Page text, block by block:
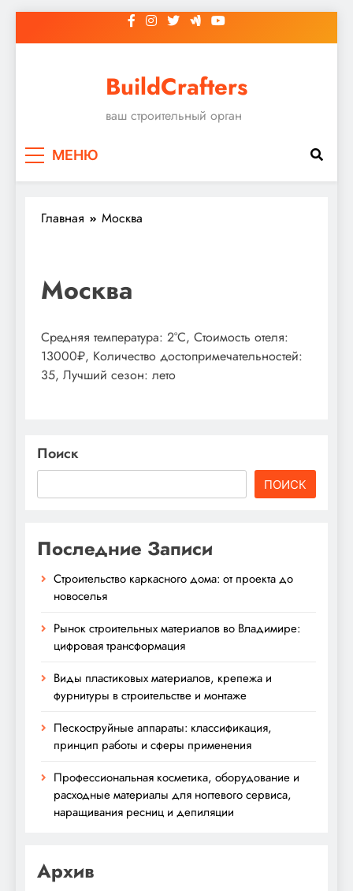
к
BuildCrafters
ваш строительный орган
МЕНЮ
Главная Москва
Москва
Средняя температура: 2°C, Стоимость отеля:
13000₽, Количество достопримечательностей:
35, Лучший сезон: лето
Поиск
ПОИСК
Последние Записи
Строительство каркасного дома: от проекта до
новоселья
Рынок строительных материалов во Владимире:
цифровая трансформация
Виды пластиковых материалов, крепежа и
фурнитуры в строительстве и монтаже
Пескоструйные аппараты: классификация,
принцип работы и сферы применения
Профессиональная косметика, оборудование и
расходные материалы для ногтевого сервиса,
наращивания ресниц и депиляции
Архив